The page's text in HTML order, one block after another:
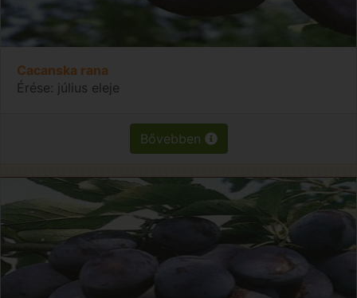
Cacanska rana
Érése: július eleje
Bővebben